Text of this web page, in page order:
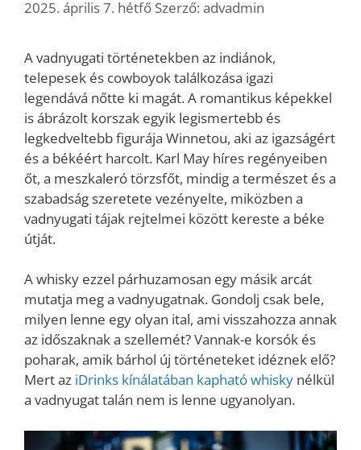
2025. április 7. hétfő Szerző: advadmin
A vadnyugati történetekben az indiánok,
telepesek és cowboyok találkozása igazi
legendává nőtte ki magát. A romantikus képekkel
is ábrázolt korszak egyik legismertebb és
legkedveltebb figurája Winnetou, aki az igazságért
és a békéért harcolt. Karl May híres regényeiben
őt, a meszkaleró törzsfőt, mindig a természet és a
szabadság szeretete vezényelte, miközben a
vadnyugati tájak rejtelmei között kereste a béke
útját.
A whisky ezzel párhuzamosan egy másik arcát
mutatja meg a vadnyugatnak. Gondolj csak bele,
milyen lenne egy olyan ital, ami visszahozza annak
az időszaknak a szellemét? Vannak-e korsók és
poharak, amik bárhol új történeteket idéznek elő?
Mert az iDrinks kínálatában kapható whisky nélkül
a vadnyugat talán nem is lenne ugyanolyan.